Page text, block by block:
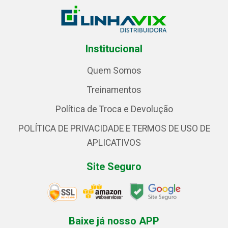
Institucional
Quem Somos
Treinamentos
Política de Troca e Devolução
POLÍTICA DE PRIVACIDADE E TERMOS DE USO DE
APLICATIVOS
Site Seguro
Baixe já nosso APP